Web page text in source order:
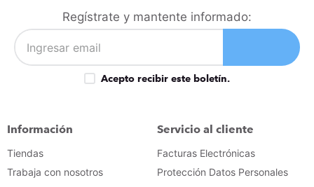
Regístrate y mantente informado:
Acepto recibir este boletín.
Información
Tiendas
Trabaja con nosotros
Servicio al cliente
Facturas Electrónicas
Protección Datos Personales